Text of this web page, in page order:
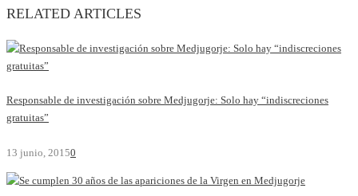
RELATED ARTICLES
Responsable de investigación sobre Medjugorje: Solo hay “indiscreciones
gratuitas”
13 junio, 20150